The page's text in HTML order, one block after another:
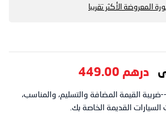
المعروضة الأكثر تقريبا
درهم 449.00
القيمة المضافة والتسليم، والمناسب،
القديمة الخاصة بك.